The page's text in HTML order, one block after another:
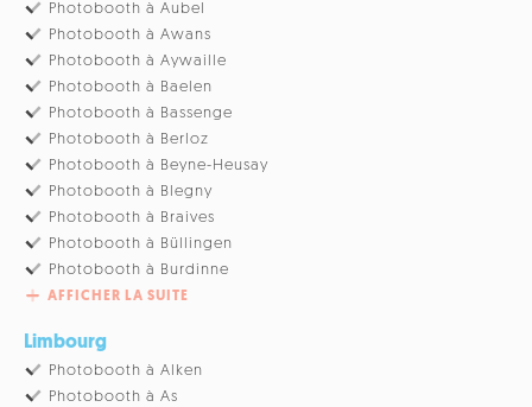
Photobooth à Aubel
Photobooth à Awans
Photobooth à Aywaille
Photobooth à Baelen
Photobooth à Bassenge
Photobooth à Berloz
Photobooth à Beyne-Heusay
Photobooth à Blegny
Photobooth à Braives
Photobooth à Büllingen
Photobooth à Burdinne
AFFICHER LA SUITE
Limbourg
Photobooth à Alken
Photobooth à As